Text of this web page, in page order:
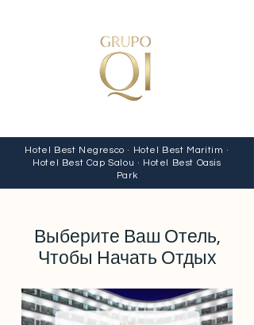
Hotel Best Negresco · Hotel Best Maritim ·
Hotel Best Cap Salou · Hotel Best Oasis
Park
Выберите Ваш Отель,
Чтобы Начать Отдых